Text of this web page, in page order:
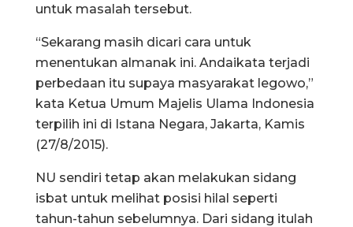
untuk masalah tersebut.
“Sekarang masih dicari cara untuk
menentukan almanak ini. Andaikata terjadi
perbedaan itu supaya masyarakat legowo,”
kata Ketua Umum Majelis Ulama Indonesia
terpilih ini di Istana Negara, Jakarta, Kamis
(27/8/2015).
NU sendiri tetap akan melakukan sidang
isbat untuk melihat posisi hilal seperti
tahun-tahun sebelumnya. Dari sidang itulah